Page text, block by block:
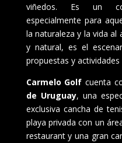
viñedos. Es un
especialmente para
la naturaleza y la vida al
y natural, es el
propuestas y
Carmelo Golf cuenta
de Uruguay, una
exclusiva cancha de
playa privada con un
restaurant y una gran